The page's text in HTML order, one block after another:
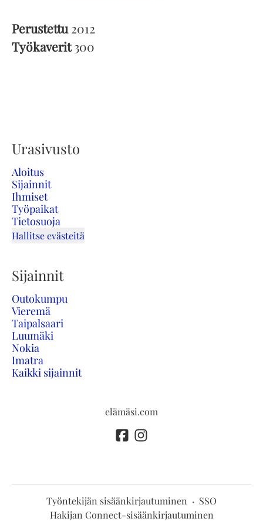
Perustettu2012
Työkaverit300
Urasivusto
Aloitus
Sijainnit
Ihmiset
Työpaikat
Tietosuoja
Hallitse evästeitä
Sijainnit
Outokumpu
Vieremä
Taipalsaari
Luumäki
Nokia
Imatra
Kaikki sijainnit
elämäsi.com
Työntekijän sisäänkirjautuminen · SSO
Hakijan Connect-sisäänkirjautuminen